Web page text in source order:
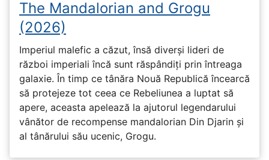
The Mandalorian and Grogu
(2026)
Imperiul malefic a căzut, însă diverși lideri de
război imperiali încă sunt răspândiți prin întreaga
galaxie. În timp ce tânăra Nouă Republică încearcă
să protejeze tot ceea ce Rebeliunea a luptat să
apere, aceasta apelează la ajutorul legendarului
vânător de recompense mandalorian Din Djarin și
al tânărului său ucenic, Grogu.